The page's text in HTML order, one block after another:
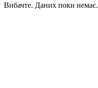
Вибачте. Даних поки немає.